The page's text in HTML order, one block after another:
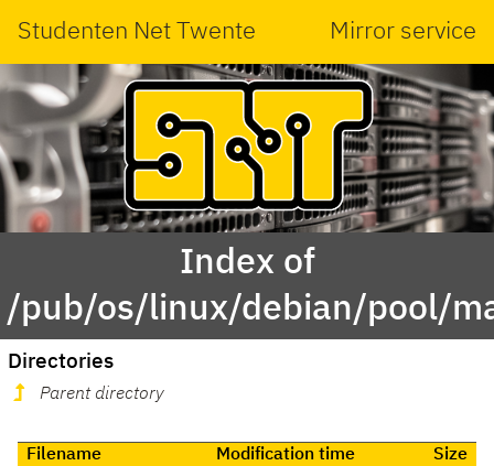
Studenten Net Twente Mirror service
Index of
/pub/os/linux/debian/pool/
Directories
Parent directory
Filename Modification time
Size